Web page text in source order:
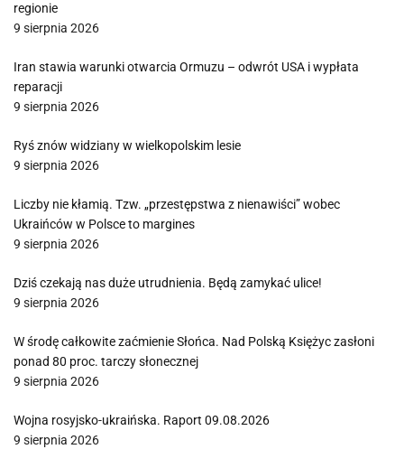
regionie
9 sierpnia 2026
Iran stawia warunki otwarcia Ormuzu – odwrót USA i wypłata
reparacji
9 sierpnia 2026
Ryś znów widziany w wielkopolskim lesie
9 sierpnia 2026
Liczby nie kłamią. Tzw. „przestępstwa z nienawiści” wobec
Ukraińców w Polsce to margines
9 sierpnia 2026
Dziś czekają nas duże utrudnienia. Będą zamykać ulice!
9 sierpnia 2026
W środę całkowite zaćmienie Słońca. Nad Polską Księżyc zasłoni
ponad 80 proc. tarczy słonecznej
9 sierpnia 2026
Wojna rosyjsko-ukraińska. Raport 09.08.2026
9 sierpnia 2026